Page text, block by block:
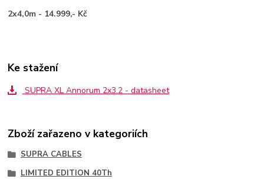
2x4,0m - 14.999,- Kč
Ke stažení
SUPRA XL Annorum 2x3.2 - datasheet
Zboží zařazeno v kategoriích
SUPRA CABLES
LIMITED EDITION 40Th